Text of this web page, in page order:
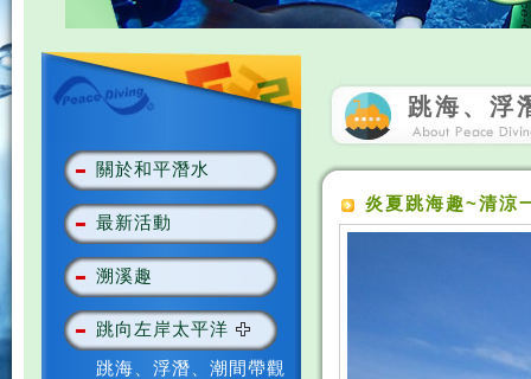
關於和平潛水
最新活動
溯溪趣
跳向左岸太平洋
跳海、浮潛、潮間帶觀
跳海、浮
炎夏跳海趣~清涼